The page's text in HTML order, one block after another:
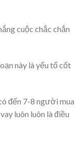
cuộc chắc chắn
này là yếu tố cốt
đến 7-8 người mua
luôn luôn là điều